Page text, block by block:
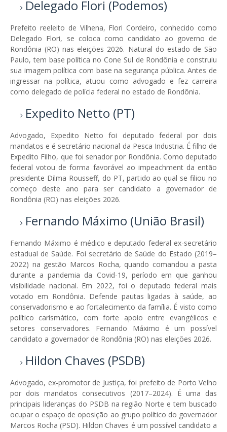
Delegado Flori (Podemos)
Prefeito reeleito de Vilhena, Flori Cordeiro, conhecido como
Delegado Flori, se coloca como candidato ao governo de
Rondônia (RO) nas eleições 2026. Natural do estado de São
Paulo, tem base política no Cone Sul de Rondônia e construiu
sua imagem política com base na segurança pública. Antes de
ingressar na política, atuou como advogado e fez carreira
como delegado de polícia federal no estado de Rondônia.
Expedito Netto (PT)
Advogado, Expedito Netto foi deputado federal por dois
mandatos e é secretário nacional da Pesca Industria. É filho de
Expedito Filho, que foi senador por Rondônia. Como deputado
federal votou de forma favorável ao impeachment da então
presidente Dilma Rousseff, do PT, partido ao qual se filiou no
começo deste ano para ser candidato a governador de
Rondônia (RO) nas eleições 2026.
Fernando Máximo (União Brasil)
Fernando Máximo é médico e deputado federal ex-secretário
estadual de Saúde. Foi secretário de Saúde do Estado (2019–
2022) na gestão Marcos Rocha, quando comandou a pasta
durante a pandemia da Covid-19, período em que ganhou
visibilidade nacional. Em 2022, foi o deputado federal mais
votado em Rondônia. Defende pautas ligadas à saúde, ao
conservadorismo e ao fortalecimento da família. É visto como
político carismático, com forte apoio entre evangélicos e
setores conservadores. Fernando Máximo é um possível
candidato a governador de Rondônia (RO) nas eleições 2026.
Hildon Chaves (PSDB)
Advogado, ex-promotor de Justiça, foi prefeito de Porto Velho
por dois mandatos consecutivos (2017–2024). É uma das
principais lideranças do PSDB na região Norte e tem buscado
ocupar o espaço de oposição ao grupo político do governador
Marcos Rocha (PSD). Hildon Chaves é um possível candidato a